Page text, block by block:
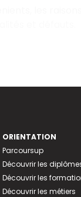
ORIENTATION
Parcoursup
Découvrir les
Découvrir les
Découvrir les métiers